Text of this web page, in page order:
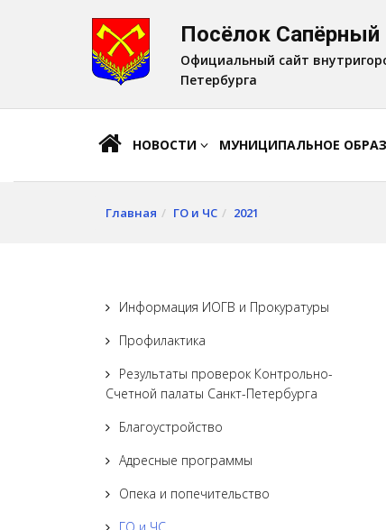
Шрифт:
A A
Посёлок Сапёрный
Официальный сайт
Петербурга
НОВОСТИ МУНИЦИПАЛЬНОЕ
Главная ГО и ЧС 2021
Информация ИОГВ и Прокуратуры
Профилактика
Результаты проверок Контрольно-
Счетной палаты Санкт-Петербурга
Благоустройство
Адресные программы
Опека и попечительство